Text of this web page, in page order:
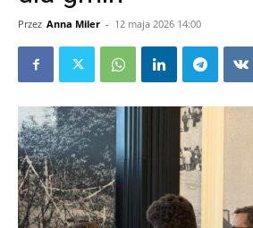
Przez Anna Miler - 12 maja 2026 14:00